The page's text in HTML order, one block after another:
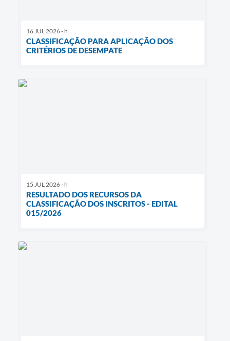
16 JUL 2026 - h
CLASSIFICAÇÃO PARA APLICAÇÃO DOS
CRITÉRIOS DE DESEMPATE
15 JUL 2026 - h
RESULTADO DOS RECURSOS DA
CLASSIFICAÇÃO DOS INSCRITOS - EDITAL
015/2026